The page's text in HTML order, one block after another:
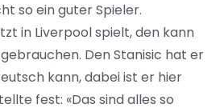
so ein guter Spieler.
in Liverpool spielt, den kann
Den Stanisic hat er
kann, dabei ist er hier
fest: «Das sind alles so